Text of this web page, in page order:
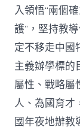
入領悟“兩個
護”，堅持教
定不移走中國
主義辦學標的
屬性、戰略屬
人、為國育才
國年夜地辦教